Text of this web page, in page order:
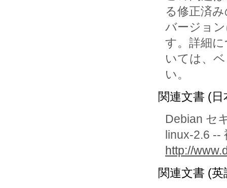
る修正済
バージョ
す。詳細
いては、
関連文書 (日
Debian セ
linux-2.6 --
http://
関連文書 (英